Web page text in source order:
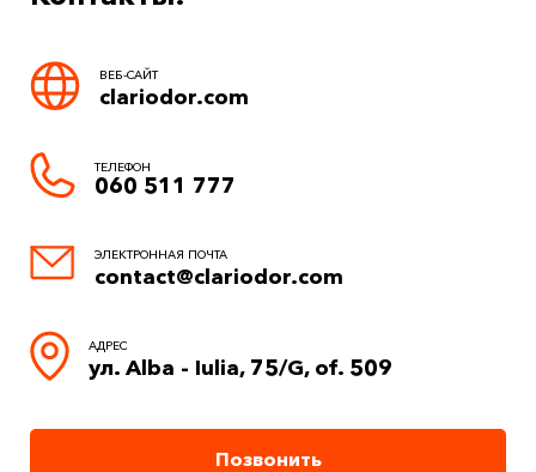
ВЕБ-САЙТ
clariodor.com
ТЕЛЕФОН
060 511 777
ЭЛЕКТРОННАЯ ПОЧТА
contact@clariodor.com
АДРЕС
ул. Alba - Iulia, 75/G, of. 509
Позвонить